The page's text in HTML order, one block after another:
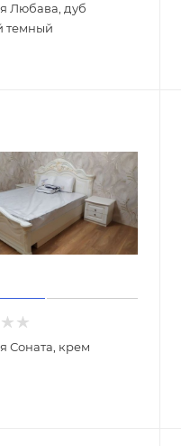
Любава, дуб
темный
Соната, крем